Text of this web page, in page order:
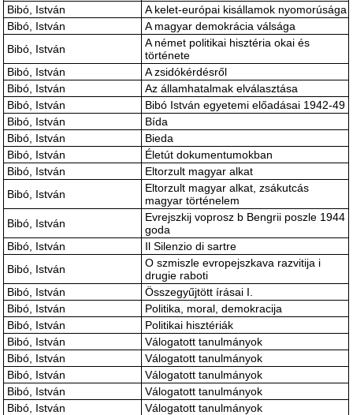
Bibó, István
A kelet-európai kisállamok nyomorúsága
Bibó, István
A magyar demokrácia válsága
Bibó, István
A német politikai hisztéria okai és
története
Bibó, István
A zsidókérdésről
Bibó, István
Az államhatalmak elválasztása
Bibó, István
Bibó István egyetemi előadásai 1942-49
Bibó, István
Bída
Bibó, István
Bieda
Bibó, István
Életút dokumentumokban
Bibó, István
Eltorzult magyar alkat
Bibó, István
Eltorzult magyar alkat, zsákutcás
magyar történelem
Bibó, István
Evrejszkij voprosz b Bengrii poszle 1944
goda
Bibó, István
Il Silenzio di sartre
Bibó, István
O szmiszle evropejszkava razvitija i
drugie raboti
Bibó, István
Összegyűjtött írásai I.
Bibó, István
Politika, moral, demokracija
Bibó, István
Politikai hisztériák
Bibó, István
Válogatott tanulmányok
Bibó, István
Válogatott tanulmányok
Bibó, István
Válogatott tanulmányok
Bibó, István
Válogatott tanulmányok
Bibó, István
Válogatott tanulmányok